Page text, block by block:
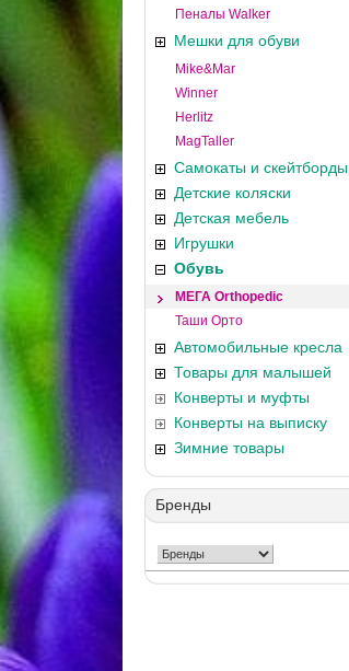
Пеналы Walker
Мешки для обуви
Mike&Mar
Winner
Herlitz
MagTaller
Самокаты и скейтборды
Детские коляски
Детская мебель
Игрушки
Обувь
МЕГА Orthopedic
Таши Орто
Автомобильные кресла
Товары для малышей
Конверты и муфты
Конверты на выписку
Зимние товары
Бренды